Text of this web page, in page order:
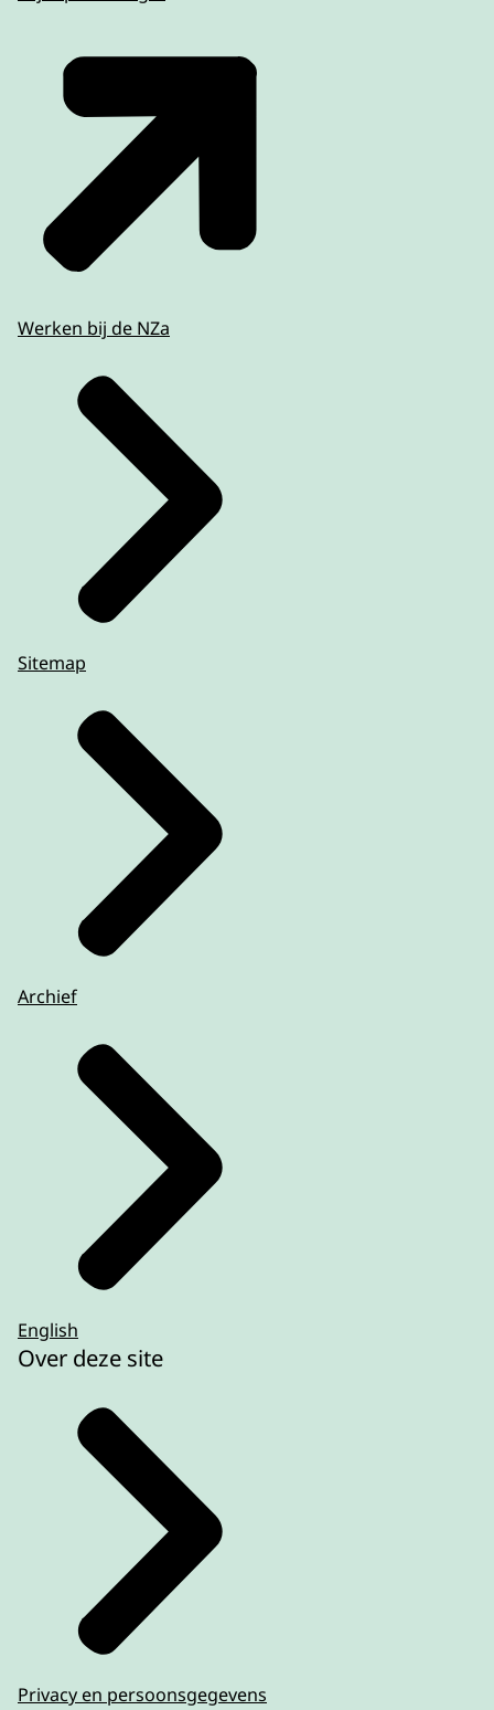
Werken bij de NZa
Sitemap
Archief
English
Over deze site
Privacy en persoonsgegevens